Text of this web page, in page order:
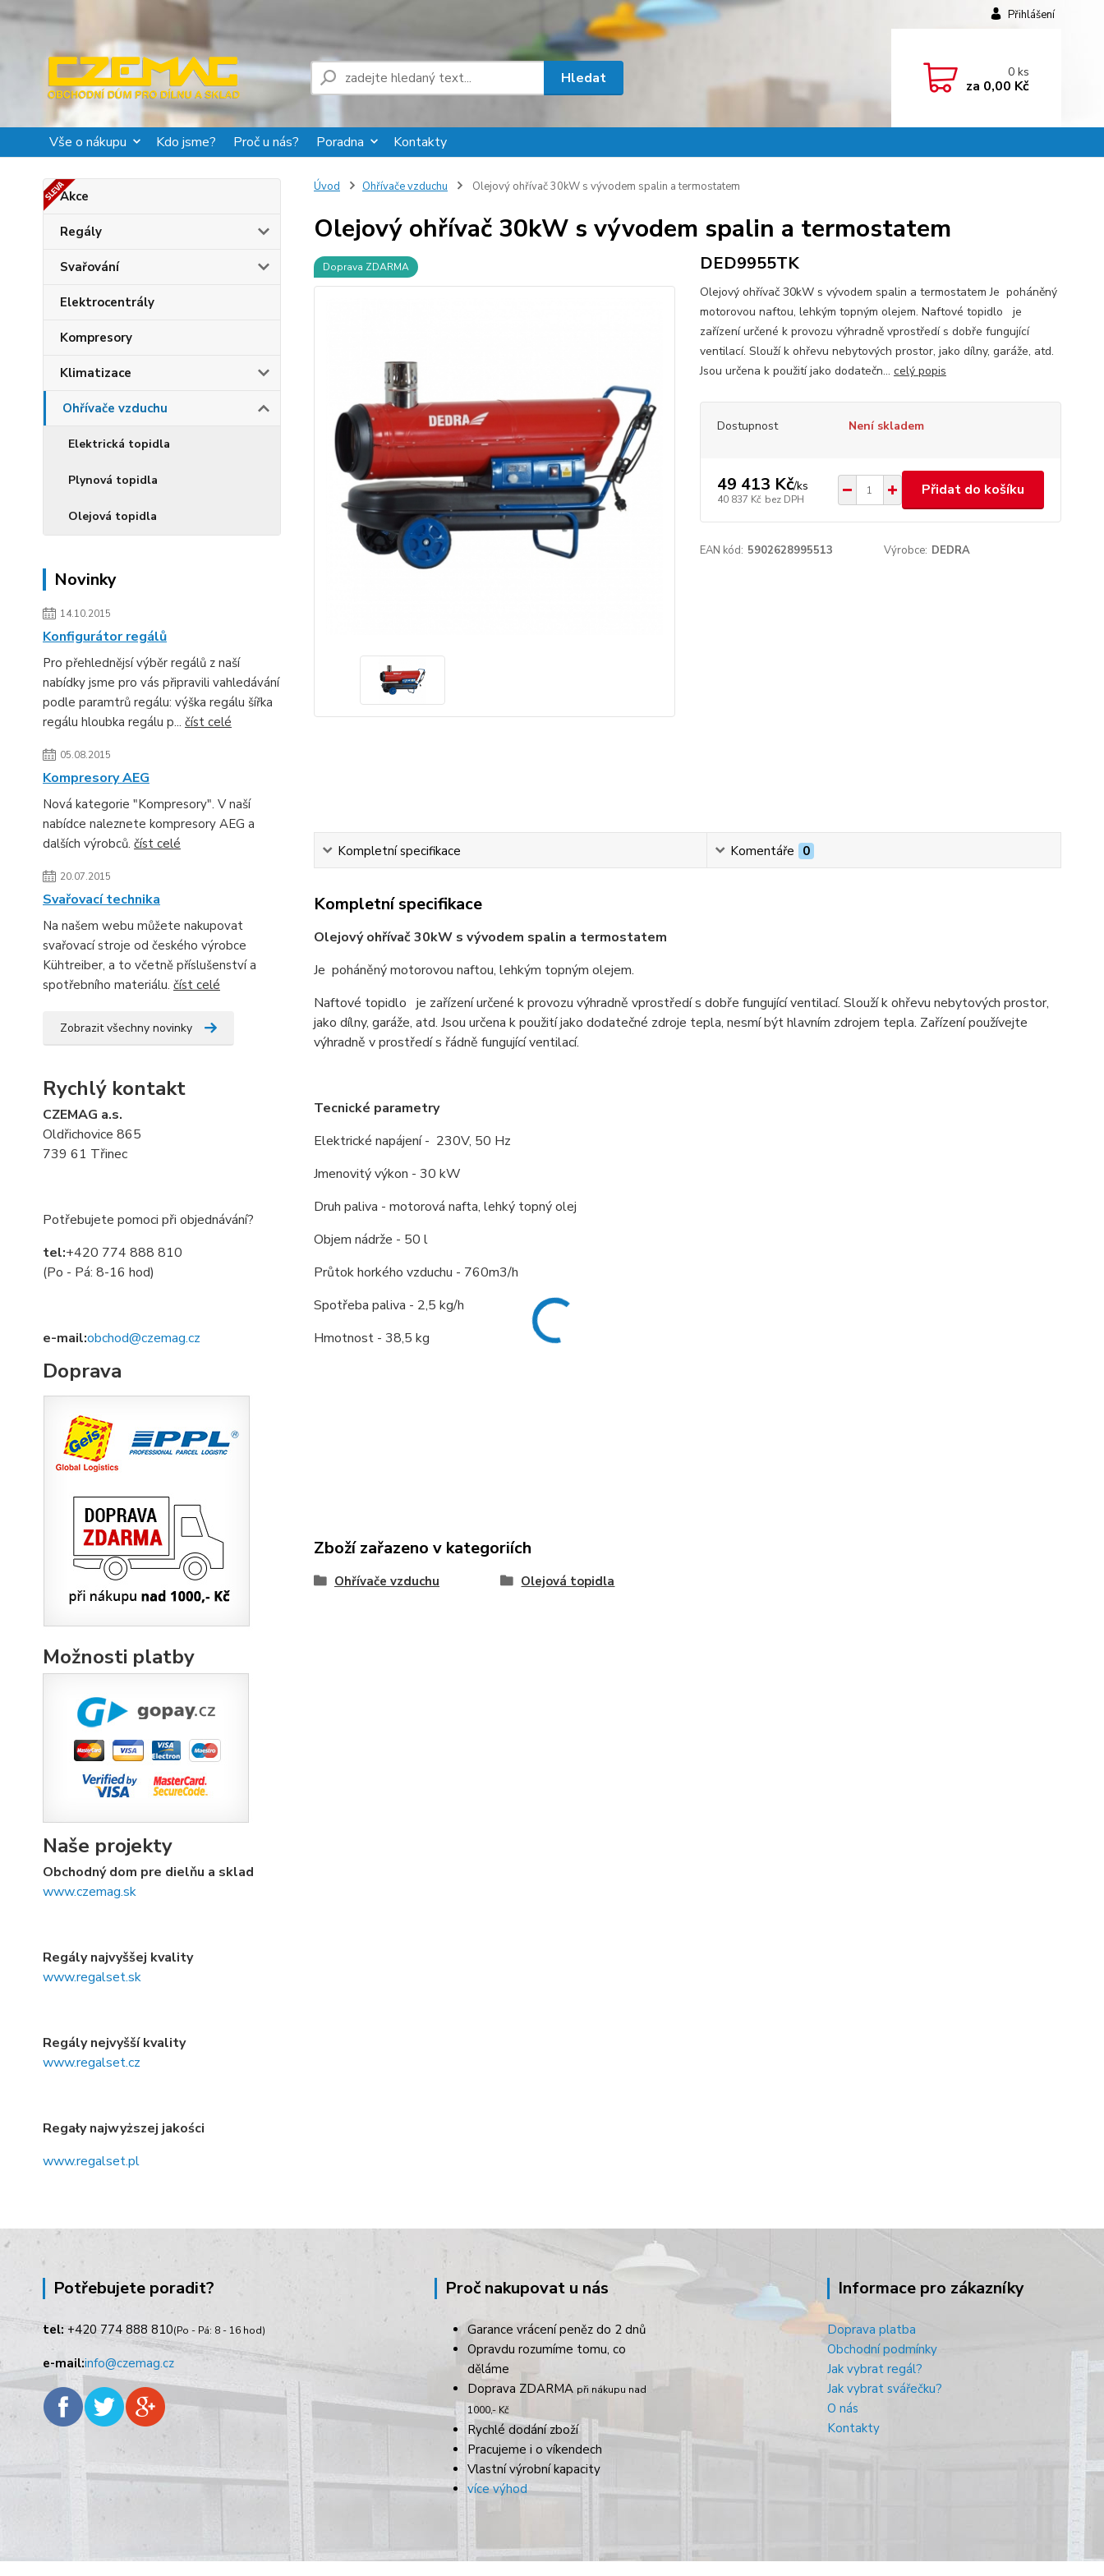
Vše o nákupu Kdo jsme? Proč u nás? Poradna Kontakty
Přihlášení
Hledat 0ks
za 0,00 Kč
Akce
Regály
Svařování
Elektrocentrály
Kompresory
Klimatizace
Ohřívače vzduchu
Elektrická topidla
Plynová topidla
Olejová topidla
Novinky
14.10.2015
Konfigurátor regálů
Pro přehlednějsí výběr regálů z naší
nabídky jsme pro vás připravili vahledávání
podle paramtrů regálu: výška regálu šířka
regálu hloubka regálu p... číst celé
05.08.2015
Kompresory AEG
Nová kategorie "Kompresory". V naší
nabídce naleznete kompresory AEG a
dalších výrobců. číst celé
20.07.2015
Svařovací technika
Na našem webu můžete nakupovat
svařovací stroje od českého výrobce
Kühtreiber, a to včetně příslušenství a
spotřebního materiálu. číst celé
Zobrazit všechny novinky
Rychlý kontakt
CZEMAG a.s.
Oldřichovice 865
739 61 Třinec
Potřebujete pomoci při objednávání?
tel:+420 774 888 810
(Po - Pá: 8-16 hod)
e-mail:obchod@czemag.cz
Doprava
Možnosti platby
Naše projekty
Obchodný dom pre dielňu a sklad
www.czemag.sk
Regály najvyššej kvality
www.regalset.sk
Regály nejvyšší kvality
www.regalset.cz
Regały najwyższej jakości
www.regalset.pl
Úvod Ohřívače vzduchu Olejový ohřívač 30kW s vývodem spalin a termostatem
Olejový ohřívač 30kW s vývodem spalin a termostatem
Doprava ZDARMA DED9955TK
Olejový ohřívač 30kW s vývodem spalin a termostatem Je poháněný
motorovou naftou, lehkým topným olejem. Naftové topidlo je
zařízení určené k provozu výhradně vprostředí s dobře fungující
ventilací. Slouží k ohřevu nebytových prostor, jako dílny, garáže, atd.
Jsou určena k použití jako dodatečn... celý popis
Dostupnost Není skladem
49 413 Kč/ks
40 837 Kč bez DPH
Přidat do košíku
EAN kód: 5902628995513 Výrobce: DEDRA
Kompletní specifikace Komentáře 0
Kompletní specifikace
Olejový ohřívač 30kW s vývodem spalin a termostatem
Je poháněný motorovou naftou, lehkým topným olejem.
Naftové topidlo je zařízení určené k provozu výhradně vprostředí s dobře fungující ventilací. Slouží k ohřevu nebytových prostor,
jako dílny, garáže, atd. Jsou určena k použití jako dodatečné zdroje tepla, nesmí být hlavním zdrojem tepla. Zařízení používejte
výhradně v prostředí s řádně fungující ventilací.
Tecnické parametry
Elektrické napájení - 230V, 50 Hz
Jmenovitý výkon - 30 kW
Druh paliva - motorová nafta, lehký topný olej
Objem nádrže - 50 l
Průtok horkého vzduchu - 760m3/h
Spotřeba paliva - 2,5 kg/h
Hmotnost - 38,5 kg
Zboží zařazeno v kategoriích
Ohřívače vzduchu Olejová topidla
Potřebujete poradit?
tel:+420 774 888 810(Po - Pá: 8 - 16 hod)
e-mail:info@czemag.cz
Proč nakupovat u nás
Garance vrácení peněz do 2 dnů
Opravdu rozumíme tomu, co
děláme
Doprava ZDARMA při nákupu nad
1000,- Kč
Rychlé dodání zboží
Pracujeme i o víkendech
Vlastní výrobní kapacity
více výhod
Informace pro zákazníky
Doprava platba
Obchodní podmínky
Jak vybrat regál?
Jak vybrat svářečku?
O nás
Kontakty